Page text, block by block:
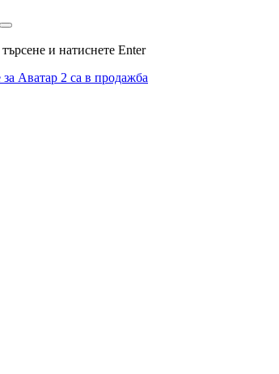
и натиснете Enter
за Aватар 2 са в продажба